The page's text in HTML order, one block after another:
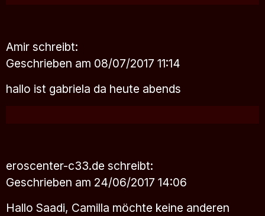
Amir schreibt:
Geschrieben am 08/07/2017 11:14
hallo ist gabriela da heute abends
eroscenter-c33.de schreibt:
Geschrieben am 24/06/2017 14:06
Hallo Saadi, Camilla möchte keine anderen